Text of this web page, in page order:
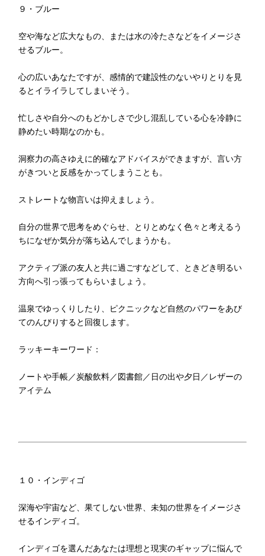
９・ブルー
空や海など広大なもの、または水の冷たさなどをイメージさ
せるブルー。
心の広いあなたですが、感情的で建設性のないやりとりを見
るとイライラしてしまいそう。
忙しさや自分へのもどかしさで少し混乱している心を冷静に
静めたい時期なのかも。
洞察力の高さゆえに的確なアドバイスができますが、言い方
がきついと反感をかってしまうことも。
ストレートな物言いは抑えましょう。
自分の世界で思考をめぐらせ、とりとめなく色々と考えるう
ちになぜか気分が落ち込んでしまうかも。
アクティブ派の友人と共に過ごすなどして、ときどき明るい
方向へ引っ張ってもらいましょう。
温泉でゆっくりしたり、ピクニックなど自然のパワーをあび
てのんびりすると回復します。
ラッキーキーワード：
ノートや手帳／炭酸飲料／図書館／日の出や夕日／レザーの
アイテム
１０・インディゴ
深海や宇宙など、果てしない世界、未知の世界をイメージさ
せるインディゴ。
インディゴを選んだあなたは理想と現実のギャップに悩んで